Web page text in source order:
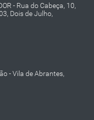
- Rua do Cabeça, 10,
Dois de Julho,
- Vila de Abrantes,